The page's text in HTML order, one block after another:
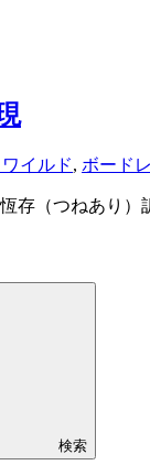
イルド, ボード
存（つねあ
検索